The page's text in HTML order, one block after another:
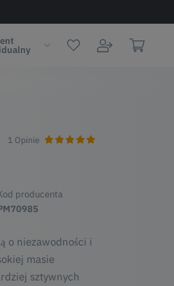
1 Opinie
producenta
o niezawodności i
masie
sztywnych